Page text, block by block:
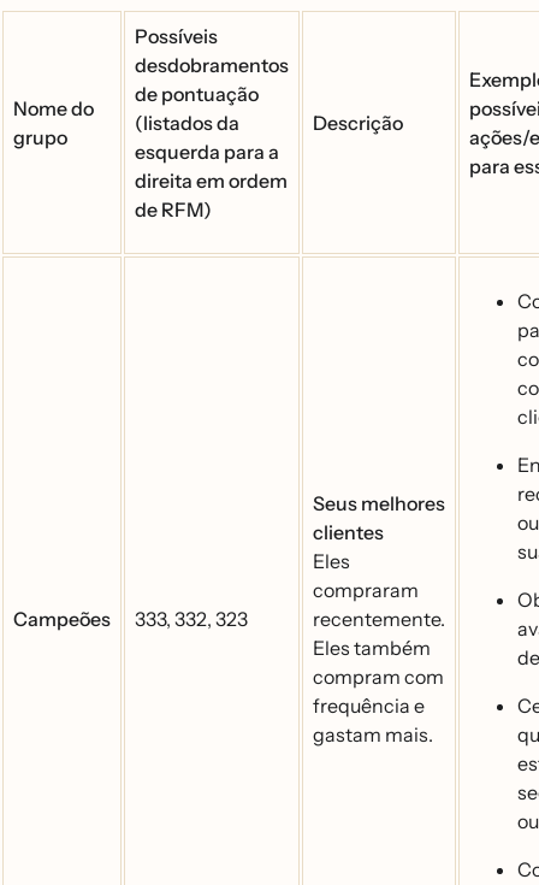
Nome do
grupo
Possíveis
desdobramentos
de pontuação
(listados da
esquerda para a
direita em ordem
de RFM)
Descrição
ações/
para
Campeões 333, 332, 323
Seus melhores
clientes
Eles
compraram
recentemente.
Eles também
compram com
frequência e
gastam mais.